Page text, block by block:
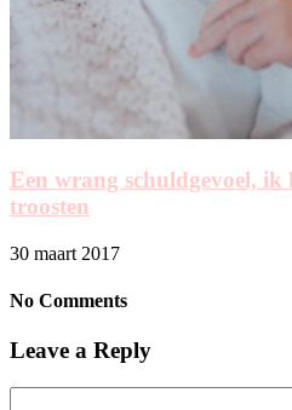
Een wrang schuldgevoel,
troosten
30 maart 2017
No Comments
Leave a Reply